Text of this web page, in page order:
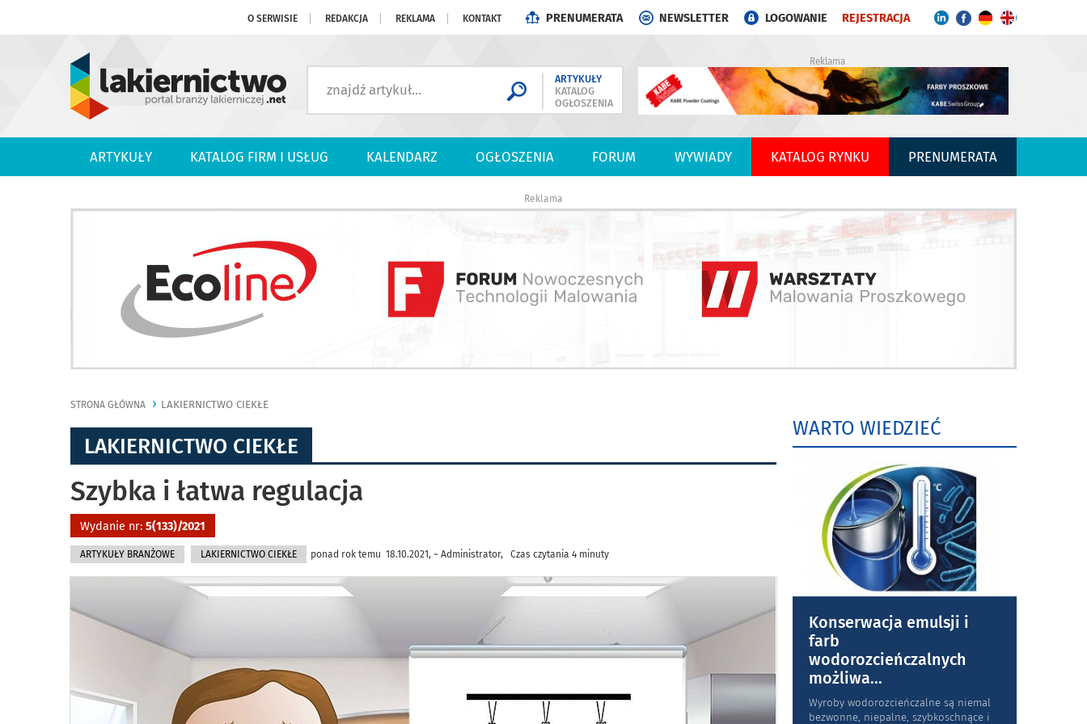
O SERWISIE REDAKCJA REKLAMA KONTAKT PRENUMERATA NEWSLETTER LOGOWANIE REJESTRACJA
ARTYKUŁY
KATALOG
OGŁOSZENIA
Reklama
ARTYKUŁY KATALOG FIRM I USŁUG KALENDARZ OGŁOSZENIA FORUM WYWIADY KATALOG RYNKU PRENUMERATA
Reklama
STRONA GŁÓWNA LAKIERNICTWO CIEKŁE
LAKIERNICTWO CIEKŁE
Szybka i łatwa regulacja
Wydanie nr: 5(133)/2021
ARTYKUŁY BRANŻOWE LAKIERNICTWO CIEKŁE ponad rok temu 18.10.2021, ~ Administrator, Czas czytania 4 minuty
WARTO WIEDZIEĆ
Konserwacja emulsji i
farb
wodorozcieńczalnych
możliwa...
Wyroby wodorozcieńczalne są niemal
bezwonne, niepalne, szybkoschnące i